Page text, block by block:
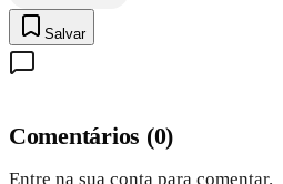
Salvar
Comentários (0)
Entre na sua conta para comentar.